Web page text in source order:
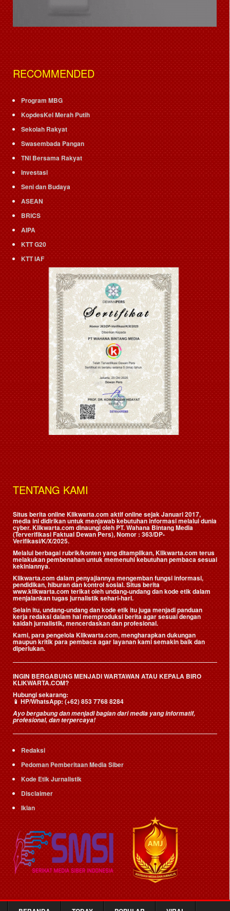
RECOMMENDED
Program MBG
KopdesKel Merah Putih
Sekolah Rakyat
Swasembada Pangan
TNI Bersama Rakyat
Investasi
Seni dan Budaya
ASEAN
BRICS
AIPA
KTT G20
KTT IAF
TENTANG KAMI
Situs berita online Klikwarta.com aktif online sejak Januari 2017,
media ini didirikan untuk menjawab kebutuhan informasi melalui dunia
cyber. Klikwarta.com dinaungi oleh PT. Wahana Bintang Media
(Terverifikasi Faktual Dewan Pers), Nomor : 363/DP-
Verifikasi/K/X/2025.
Melalui berbagai rubrik/konten yang ditampilkan, Klikwarta.com terus
melakukan pembenahan untuk memenuhi kebutuhan pembaca sesuai
kekiniannya.
Klikwarta.com dalam penyajiannya mengemban fungsi informasi,
pendidikan, hiburan dan kontrol sosial. Situs berita
www.klikwarta.com terikat oleh undang-undang dan kode etik dalam
menjalankan tugas jurnalistik sehari-hari.
Selain itu, undang-undang dan kode etik itu juga menjadi panduan
kerja redaksi dalam hal memproduksi berita agar sesuai dengan
kaidah jurnalistik, mencerdaskan dan profesional.
Kami, para pengelola Klikwarta.com, mengharapkan dukungan
maupun kritik para pembaca agar layanan kami semakin baik dan
diperlukan.
INGIN BERGABUNG MENJADI WARTAWAN ATAU KEPALA BIRO
KLIKWARTA.COM?
Hubungi sekarang:
📱HP/WhatsApp:(+62) 853 7768 8284
Ayo bergabung dan menjadi bagian dari media yang informatif,
profesional, dan terpercaya!
Redaksi
Pedoman Pemberitaan Media Siber
Kode Etik Jurnalistik
Disclaimer
Iklan